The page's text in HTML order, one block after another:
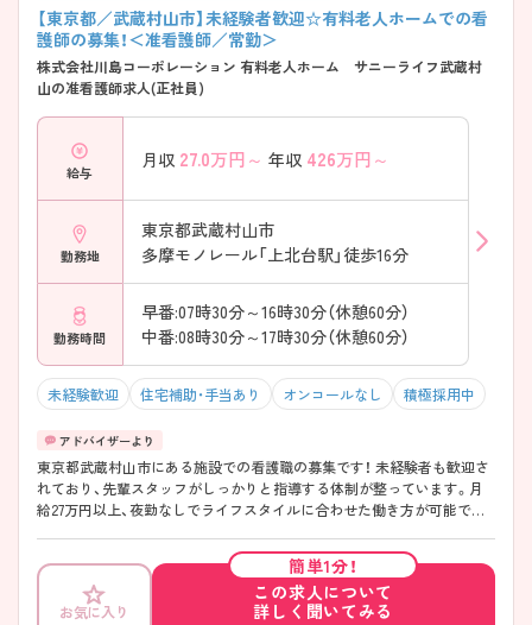
【東京都／武蔵村山市】未経験者歓迎☆有料老人ホームでの看
護師の募集！＜准看護師／常勤＞
株式会社川島コーポレーション 有料老人ホーム サニーライフ武蔵村
山の准看護師求人(正社員)
給与
月収 27.0万円～ 年収 426万円～
勤務地
東京都武蔵村山市
多摩モノレール「上北台駅」徒歩16分
勤務時間
早番:07時30分～16時30分（休憩60分）
中番:08時30分～17時30分（休憩60分）
未経験歓迎 住宅補助・手当あり オンコールなし 積極採用中
東京都武蔵村山市にある施設での看護職の募集です！ 未経験者も歓迎さ
れており、先輩スタッフがしっかりと指導する体制が整っています。月
給27万円以上、夜勤なしでライフスタイルに合わせた働き方が可能で
す。 ご興味がある方は、ご面接のポイントをお伝えしますので、お気軽に
お問い合わせください。
お気に入り
簡単1分！
この求人について
詳しく聞いてみる